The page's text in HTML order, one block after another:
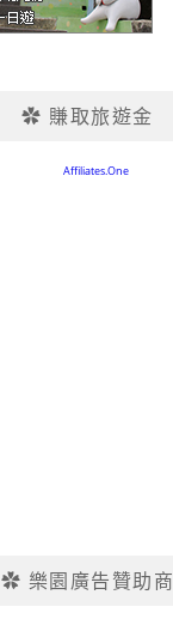
✿ 賺取旅遊金
✿ 樂園廣告贊助商